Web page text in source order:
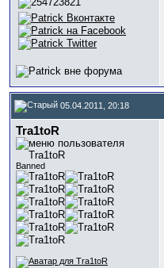
05.04.2011, 20:18
Tra1toR
Banned